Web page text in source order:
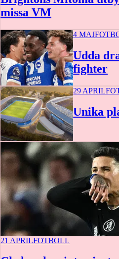
missa VM
4 MAJ
Udda
fighter
29 APRIL
Unika
21 APRILFOTBOLL